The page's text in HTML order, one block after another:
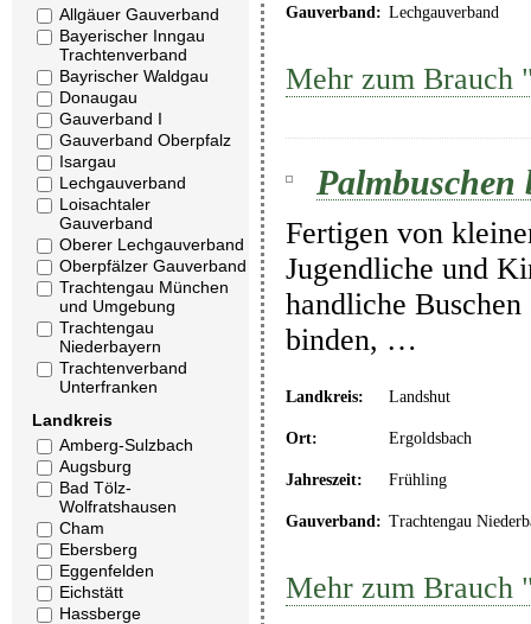
Allgäuer Gauverband
Bayerischer Inngau
Trachtenverband
Bayrischer Waldgau
Donaugau
Gauverband I
Gauverband Oberpfalz
Isargau
Lechgauverband
Loisachtaler
Gauverband
Oberer Lechgauverband
Oberpfälzer Gauverband
Trachtengau München
und Umgebung
Trachtengau
Niederbayern
Trachtenverband
Unterfranken
Landkreis
Amberg-Sulzbach
Augsburg
Bad Tölz-
Wolfratshausen
Cham
Ebersberg
Eggenfelden
Eichstätt
Hassberge
Gauverband: Lechgauverband
Mehr zum Brauch
Palmbuschen
Fertigen von
Jugendliche und
handliche Buschen
binden, …
Landkreis: Landshut
Ort: Ergoldsbach
Jahreszeit: Frühling
Gauverband: Trachtengau
Mehr zum Brauch